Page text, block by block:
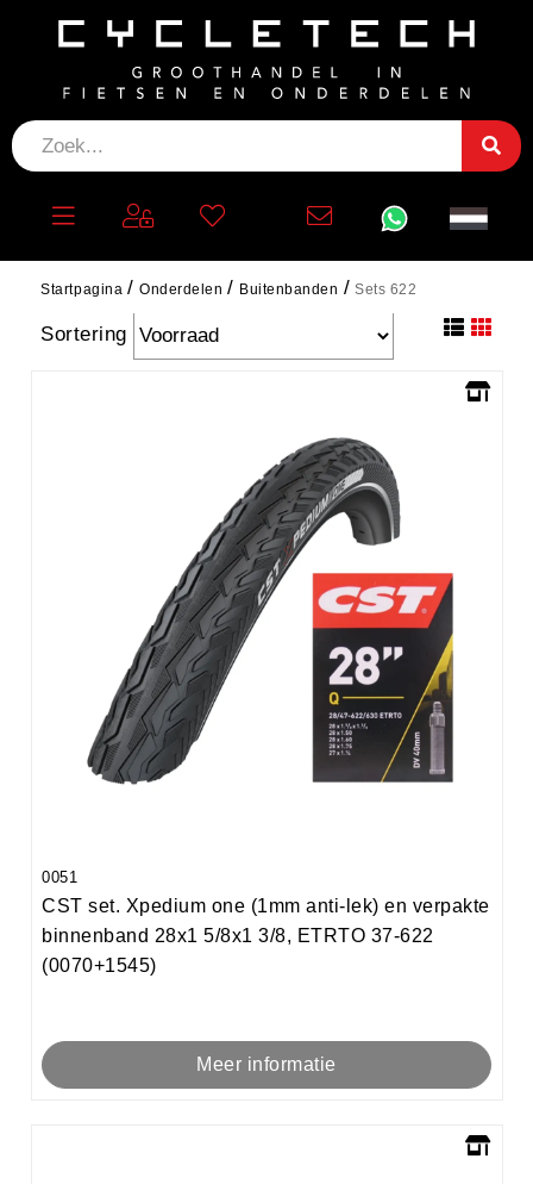
Startpagina Onderdelen Buitenbanden Sets 622
SETS 622
Sortering
0051
CST set. Xpedium one (1mm anti-lek) en verpakte
binnenband 28x1 5/8x1 3/8, ETRTO 37-622
(0070+1545)
Meer informatie